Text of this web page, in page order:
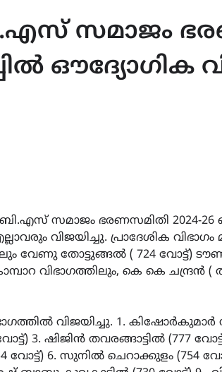
സമാജം
ഔദ്യോഗിക
സമാജം ഭരണസമിതി 2024-26
വിജയിച്ചു. പ്രാദേശിക
വേണു തോട്ടുങ്ങൽ ( 724 വോട്ട്)
വിഭാഗത്തിലും, കെ കെ ചന്ദ്രൻ
വിജയിച്ചു. 1. കിഷോർകുമാർ
3. ഷിജിൻ തവരങ്ങാട്ടിൽ (777
വോട്ട്) 6. സുനിൽ ചെറാക്കുളം